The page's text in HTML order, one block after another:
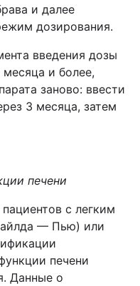
и далее
дозирования.
введения дозы
и более,
заново: ввести
3 месяца, затем
печени
с легким
— Пью) или
печени
Данные о